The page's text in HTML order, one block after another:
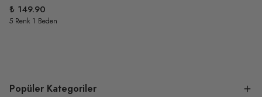
₺ 149.90
5 Renk 1 Beden
Popüler Kategoriler